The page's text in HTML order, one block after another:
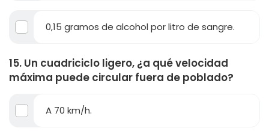
0,15 gramos de alcohol por litro de sangre.
15. Un cuadriciclo ligero, ¿a qué velocidad
máxima puede circular fuera de poblado?
A 70 km/h.